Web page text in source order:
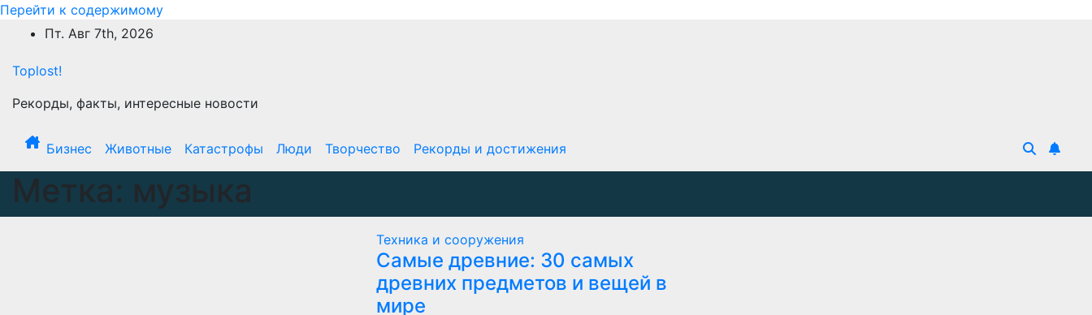
Перейти к содержимому
Пт. Авг 7th, 2026
Toplost!
Рекорды, факты, интересные новости
Бизнес Животные Катастрофы Люди Творчество Рекорды и достижения
Метка: музыка
Техника и сооружения
Самые древние: 30 самых
древних предметов и вещей в
мире